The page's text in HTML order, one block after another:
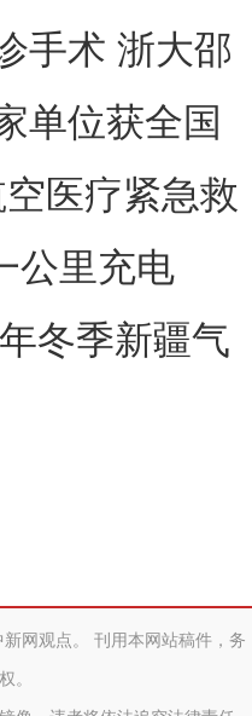
阿拉尔医院
手术 浙大邵
院提醒一定
单位获全国
扬
医疗紧急救
域覆盖
公里充电
行便捷无忧
冬季新疆气
水较常年少
网观点。 刊用本网站稿件，务
。